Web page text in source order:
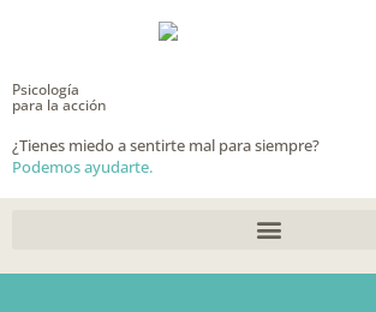
contenido
Psicología
para la acción
¿Tienes miedo a sentirte mal para siempre?
Podemos ayudarte.